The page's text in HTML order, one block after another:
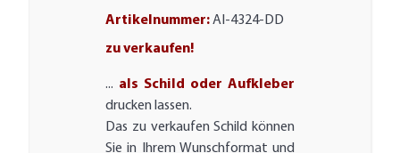
Artikelnummer:AI-4324-DD
zu verkaufen!
... als Schild oder Aufkleber
drucken lassen.
Das zu verkaufen Schild können
Sie in Ihrem Wunschformat und